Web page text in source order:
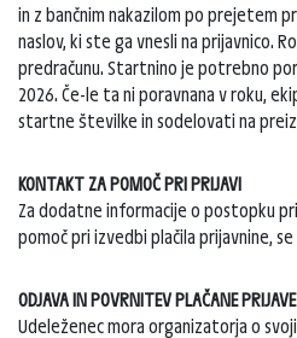
in z bančnim nakazilom po prejetem
naslov, ki ste ga vnesli na prijavnico.
predračunu. Startnino je potrebno
2026. Če-le ta ni poravnana v roku,
startne številke in sodelovati na
KONTAKT ZA POMOČ PRI PRIJAVI
Za dodatne informacije o postopku
pomoč pri izvedbi plačila prijavnine,
ODJAVA IN POVRNITEV PLAČANE PRIJAVE
Udeleženec mora organizatorja o